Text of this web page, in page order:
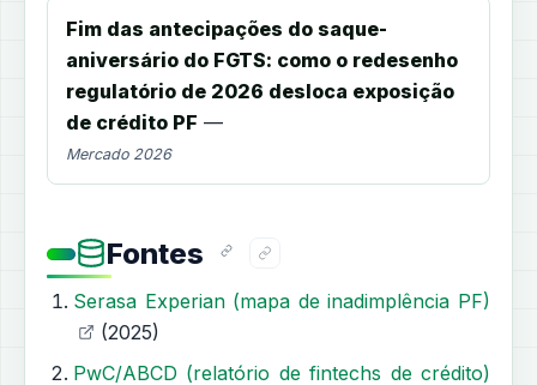
Fim das antecipações do saque-
aniversário do FGTS: como o redesenho
regulatório de 2026 desloca exposição
de crédito PF —
Mercado 2026
Fontes
Serasa Experian (mapa de inadimplência PF)
(2025)
PwC/ABCD (relatório de fintechs de crédito)